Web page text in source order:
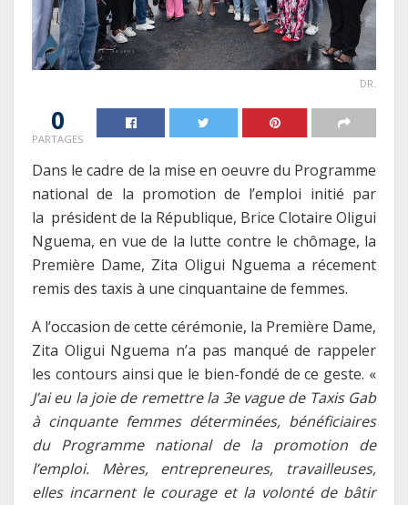
DR.
0
PARTAGES
Dans le cadre de la mise en oeuvre du Programme
national de la promotion de l’emploi initié par
la président de la République, Brice Clotaire Oligui
Nguema, en vue de la lutte contre le chômage, la
Première Dame, Zita Oligui Nguema a récement
remis des taxis à une cinquantaine de femmes.
A l’occasion de cette cérémonie, la Première Dame,
Zita Oligui Nguema n’a pas manqué de rappeler
les contours ainsi que le bien-fondé de ce geste. «
J’ai eu la joie de remettre la 3e vague de Taxis Gab
à cinquante femmes déterminées, bénéficiaires
du Programme national de la promotion de
l’emploi. Mères, entrepreneures, travailleuses,
elles incarnent le courage et la volonté de bâtir